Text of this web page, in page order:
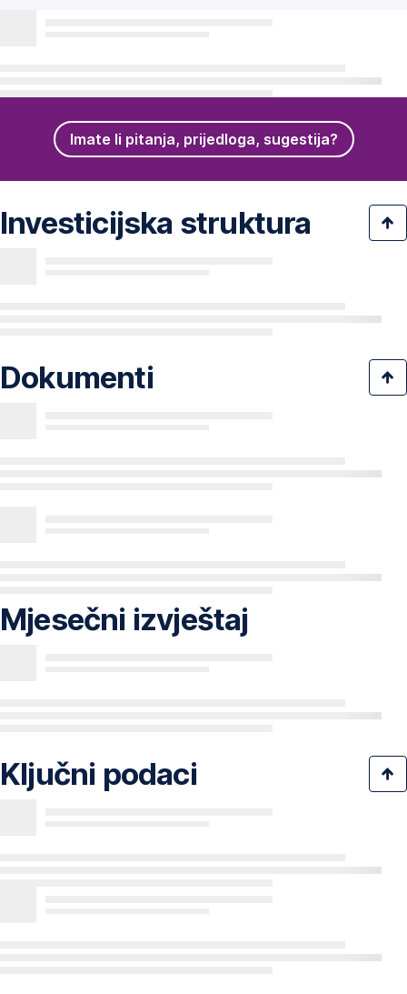
Imate li pitanja, prijedloga, sugestija?
Investicijska struktura
Dokumenti
Mjesečni izvještaj
Ključni podaci